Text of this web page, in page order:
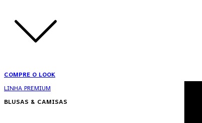
COMPRE O LOOK
LINHA PREMIUM
BLUSAS & CAMISAS